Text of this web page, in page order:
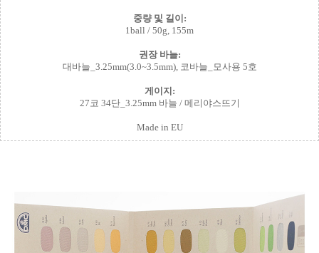
중량 및 길이:
1ball / 50g, 155m
권장 바늘:
대바늘_3.25mm(3.0~3.5mm), 코바늘_모사용 5호
게이지:
27코 34단_3.25mm 바늘 / 메리야스뜨기
Made in EU